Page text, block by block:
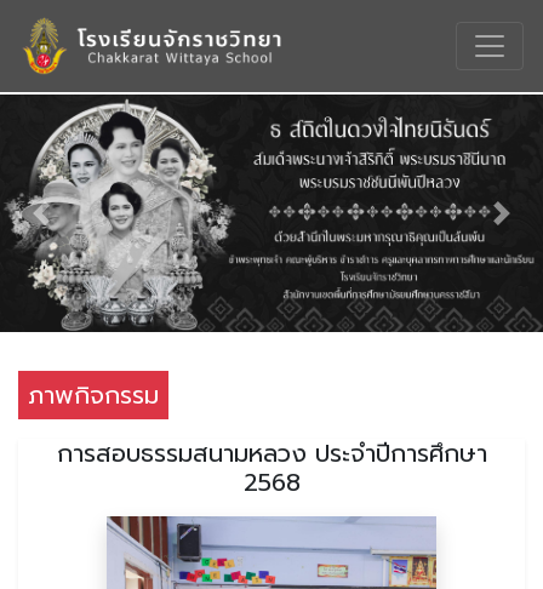
Previous Next
ภาพกิจกรรม
การสอบธรรมสนามหลวง ประจำปีการศึกษา
2568